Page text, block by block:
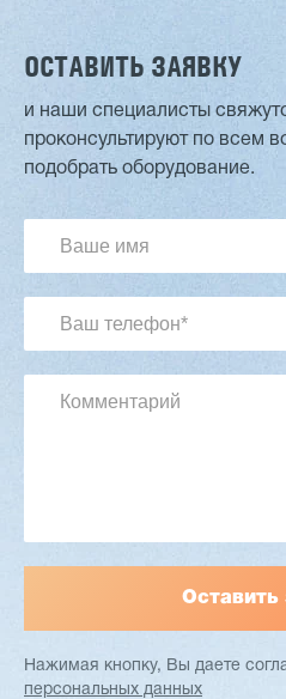
Двухсторонний шипорез
2 854 839 ₽
Артикул: 2497
Станок проходного типа
ОСТАВИТЬ ЗАЯВКУ
и наши специалисты
проконсультируют по всем
подобрать оборудование.
Нажимая кнопку, Вы даете
персональных данных